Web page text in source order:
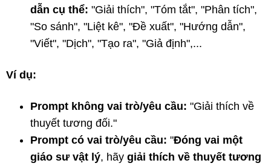
dẫn cụ thể: "Giải thích", "Tóm tắt", "Phân tích",
"So sánh", "Liệt kê", "Đề xuất", "Hướng dẫn",
"Viết", "Dịch", "Tạo ra", "Giả định",...
Ví dụ:
Prompt không vai trò/yêu cầu: "Giải thích về
thuyết tương đối."
Prompt có vai trò/yêu cầu: "Đóng vai một
giáo sư vật lý, hãy giải thích về thuyết tương